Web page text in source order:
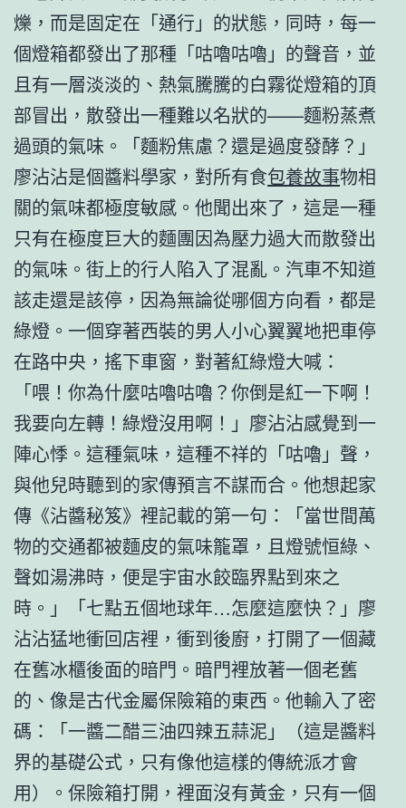
爍，而是固定在「通行」的狀態，同時，每一
個燈箱都發出了那種「咕嚕咕嚕」的聲音，並
且有一層淡淡的、熱氣騰騰的白霧從燈箱的頂
部冒出，散發出一種難以名狀的——麵粉蒸煮
過頭的氣味。「麵粉焦慮？還是過度發酵？」
廖沾沾是個醬料學家，對所有食包養故事物相
關的氣味都極度敏感。他聞出來了，這是一種
只有在極度巨大的麵團因為壓力過大而散發出
的氣味。街上的行人陷入了混亂。汽車不知道
該走還是該停，因為無論從哪個方向看，都是
綠燈。一個穿著西裝的男人小心翼翼地把車停
在路中央，搖下車窗，對著紅綠燈大喊：
「喂！你為什麼咕嚕咕嚕？你倒是紅一下啊！
我要向左轉！綠燈沒用啊！」廖沾沾感覺到一
陣心悸。這種氣味，這種不祥的「咕嚕」聲，
與他兒時聽到的家傳預言不謀而合。他想起家
傳《沾醬秘笈》裡記載的第一句：「當世間萬
物的交通都被麵皮的氣味籠罩，且燈號恒綠、
聲如湯沸時，便是宇宙水餃臨界點到來之
時。」「七點五個地球年…怎麼這麼快？」廖
沾沾猛地衝回店裡，衝到後廚，打開了一個藏
在舊冰櫃後面的暗門。暗門裡放著一個老舊
的、像是古代金屬保險箱的東西。他輸入了密
碼：「一醬二醋三油四辣五蒜泥」（這是醬料
界的基礎公式，只有像他這樣的傳統派才會
用）。保險箱打開，裡面沒有黃金，只有一個